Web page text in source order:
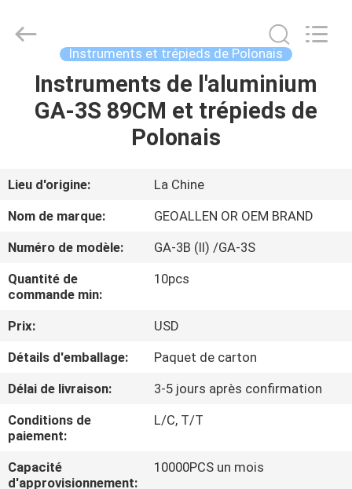
MAISON
AU
SUJET
DE
VISITE
CONTRÔLE
DE
QUALITÉ
GEO-
ALLEN
Instruments et trépieds de Polonais
Instruments de l'aluminium
GA-3S 89CM et trépieds de
Polonais
Lieu d'origine:
La Chine
Nom de marque:
GEOALLEN OR OEM BRAND
Numéro de modèle:
GA-3B (II) /GA-3S
Quantité de
commande min:
10pcs
Prix:
USD
Détails d'emballage:
Paquet de carton
Délai de livraison:
3-5 jours après confirmation
Conditions de
paiement:
L/C, T/T
Capacité
d'approvisionnement:
10000PCS un mois